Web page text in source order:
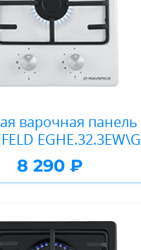
варочная панель
EGHE.32.3EW\G
8 290 ₽